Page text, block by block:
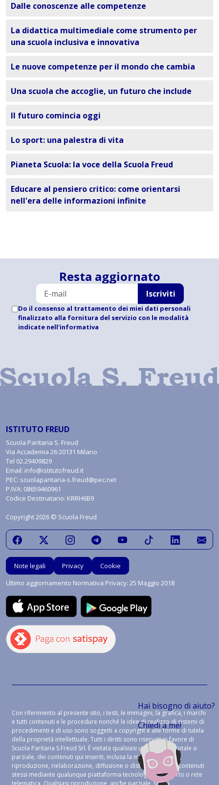
Dalle conoscenze alle competenze
La didattica multimediale come strumento per
una scuola inclusiva e innovativa
Le nuove competenze per il mondo che cambia
Una scuola che accoglie, un futuro che include
Il futuro comincia oggi
Lo sport: una palestra di vita
Pianeta Scuola: la voce della Scuola Freud
Educare al pensiero critico: come orientarsi
nell'era delle informazioni infinite
Hai bisogno di aiuto?
Chiedi a me!
Resta aggiornato
Iscriviti
Do il consenso al trattamento dei miei dati personali
finalizzato alla fornitura del servizio con le modalità
indicate nell'informativa
ISTITUTO FREUD
Scuola Paritaria S. Freud
Via Accademia 26 20131 Milano
Tel 02.29409829
Email: info@istitutofreud.it
PEC: scuolaparitaria-s.freud@pec.net
P.IVA: 08659460961
Codice Destinatario: KRRH6B9
Copyright 2026 © Scuola Freud
Note legali Privacy
Cookie
Ultimo aggiornamento Normativa Privacy: 25 Maggio 2018
Con riferimento al presente sito, i testi, le immagini, la grafica, i marchi
e tutti contenuti e le procedure nonché le idee di realizzo di sistemi di
procedimenti e di uso sono soggetti a copyright e alle forme di tutela
della proprietà intellettuale. Tutti i diritti sono riservati in favore di
Scuola Paritaria S.Freud Srl. È vietata qualsiasi utilizzazione, totale o
parziale, dei contenuti qui inseriti, inclusa la memorizzazione,
riproduzione, rielaborazione, diffusione o distribuzione dei contenuti
stessi mediante qualunque piattaforma tecnologica, supporto o rete
telematica. Qualsiasi riproduzione, anche parziale, senza